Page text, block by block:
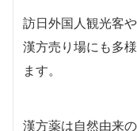
訪日外国人観光客
漢方売り場にも多
ます。
漢方薬は自然由来